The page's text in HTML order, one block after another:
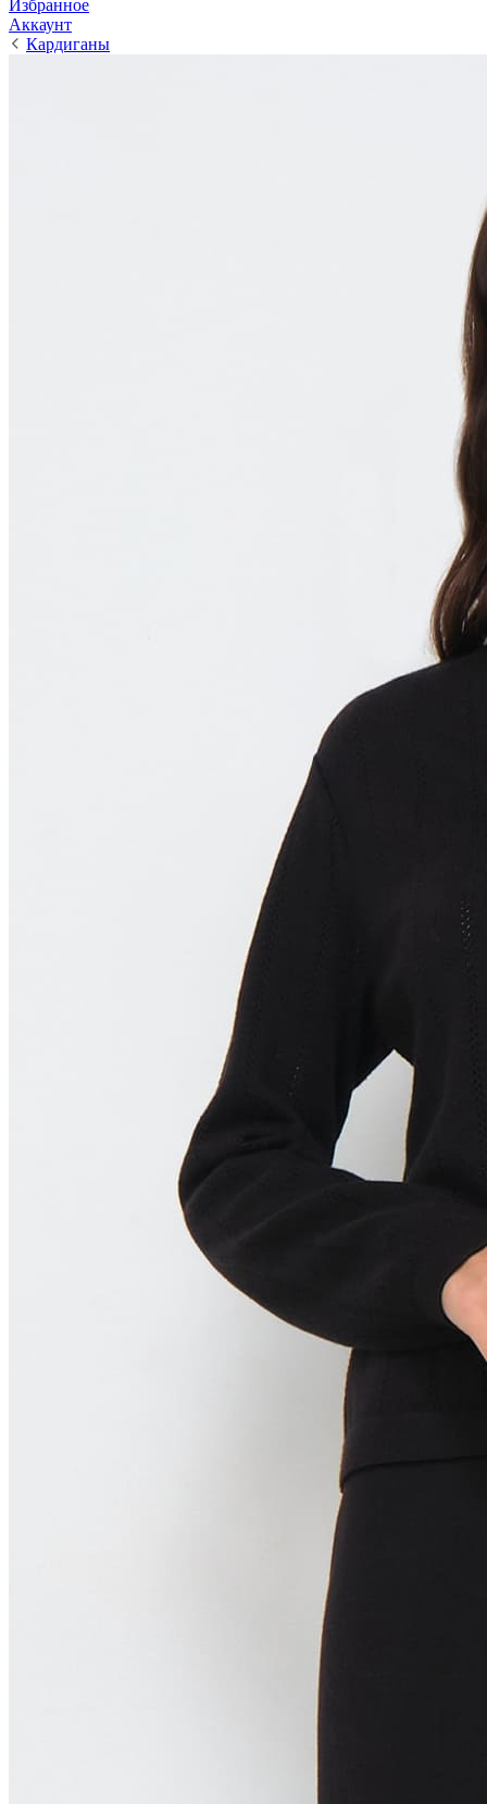
Избранное
Аккаунт
Кардиганы